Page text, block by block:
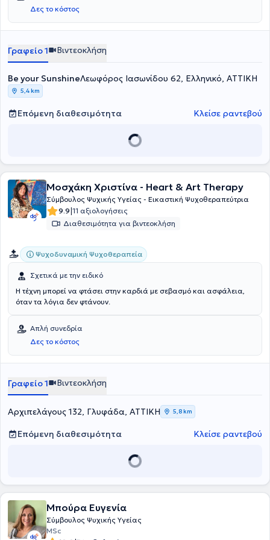
Δες το κόστος
Γραφείο 1 Βιντεοκλήση
Be your SunshineΛεωφόρος Ιασωνίδου 62, Ελληνικό, ΑΤΤΙΚΗ
5,4 km
Επόμενη διαθεσιμότητα Κλείσε ραντεβού
Μοσχάκη Χριστίνα - Heart & Art Therapy
Σύμβουλος Ψυχικής Υγείας - Εικαστική Ψυχοθεραπεύτρια
9.9|11 αξιολογήσεις
Διαθεσιμότητα για βιντεοκλήση
Ψυχοδυναμική Ψυχοθεραπεία
Σχετικά με την ειδικό
Η τέχνη μπορεί να φτάσει στην καρδιά με σεβασμό και ασφάλεια,
όταν τα λόγια δεν φτάνουν.
Απλή συνεδρία
Δες το κόστος
Γραφείο 1 Βιντεοκλήση
Αρχιπελάγους 132, Γλυφάδα, ΑΤΤΙΚΗ 5,8 km
Επόμενη διαθεσιμότητα Κλείσε ραντεβού
Μπούρα Ευγενία
Σύμβουλος Ψυχικής Υγείας
MSc